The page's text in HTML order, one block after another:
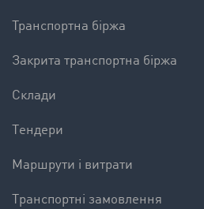
Транспортна біржа
Закрита транспортна біржа
Склади
Tендери
Mаршрути і витрати
Tранспортні замовлення